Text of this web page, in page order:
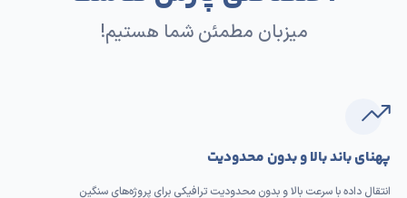
میزبان مطمئن شما هستیم!
پهنای باند بالا و بدون محدودیت
انتقال داده با سرعت بالا و بدون محدودیت ترافیکی برای پروژه‌های سنگین